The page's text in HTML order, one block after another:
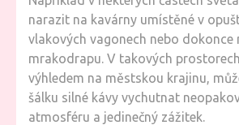
narazit na kavárny umístěné v
vlakových vagonech nebo dokonce
mrakodrapu. V takových
výhledem na městskou krajinu,
šálku silné kávy vychutnat
atmosféru a jedinečný zážitek.